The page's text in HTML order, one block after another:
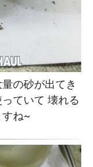
の砂が出てき
ていて 壊れる
すね~